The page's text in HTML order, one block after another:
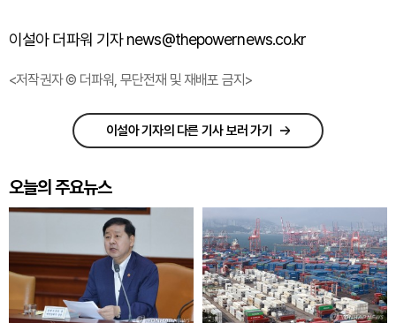
이설아 더파워 기자 news@thepowernews.co.kr
<저작권자 © 더파워, 무단전재 및 재배포 금지>
이설아 기자의 다른 기사 보러 가기
오늘의 주요뉴스